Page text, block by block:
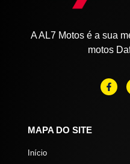
A AL7 Motos é a sua
motos
MAPA DO SITE
Início